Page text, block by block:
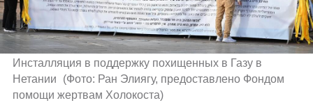
Инсталляция в поддержку похищенных в Газу в
Нетании
(Фото: Ран Элиягу, предоставлено Фондом
помощи жертвам Холокоста)